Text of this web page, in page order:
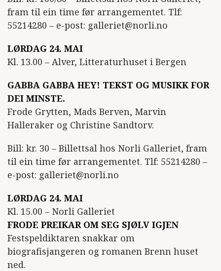
fram til ein time før arrangementet. Tlf:
55214280 – e-post: galleriet@norli.no
LØRDAG 24. MAI
Kl. 13.00 – Alver, Litteraturhuset i Bergen
GABBA GABBA HEY! TEKST OG MUSIKK FOR
DEI MINSTE.
Frode Grytten, Mads Berven, Marvin
Halleraker og Christine Sandtorv.
Bill: kr. 30 – Billettsal hos Norli Galleriet, fram
til ein time før arrangementet. Tlf: 55214280 –
e-post: galleriet@norli.no
LØRDAG 24. MAI
Kl. 15.00 – Norli Galleriet
FRODE PREIKAR OM SEG SJØLV IGJEN
Festspeldiktaren snakkar om
biografisjangeren og romanen Brenn huset
ned.